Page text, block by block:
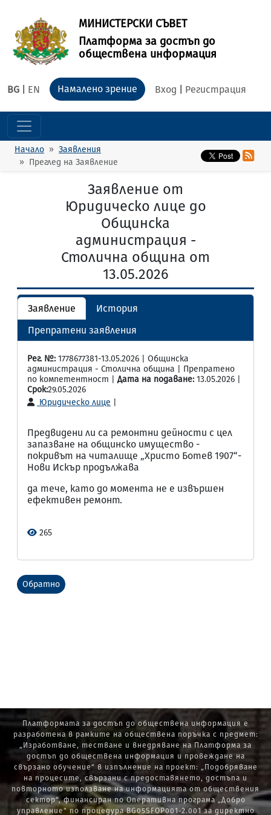
МИНИСТЕРСКИ СЪВЕТ
Платформа за достъп до
обществена информация
BG EN Вход Регистрация
Намалено зрение
Начало
Заявления
Преглед на Заявление
Заявление от
Юридическо лице до
Общинска
администрация -
Столична община от
13.05.2026
Заявление
История
Препратени заявления
Рег. №: 1778677381-13.05.2026 | Общинска
администрация - Столична община | Препратено
по компетентност | Дата на подаване: 13.05.2026 |
Срок:29.05.2026
Юридическо лице
Предвидени ли са ремонтни дейности с цел
запазване на общинско имущество -
покривът на читалище „Христо Ботев 1907“-
Нови Искър продължава
да тече, като до момента не е извършен
ефективен ремонт.
265
Обратно
Платформата за достъп до обществена информация е
разработена в рамките на обществена поръчка с предмет:
„Изработване, тестване и внедряване на Платформа за
достъп до обществена информация и провеждане на
свързано обучение“ в изпълнение на проект: „Подобряване
на процесите, свързани с предоставянето, достъпа и
повторното използване на информацията от обществения
сектор“, финансиран по Оперативна програма „Добро
управление“ по процедура BG05SFOP001-2.001 за директно